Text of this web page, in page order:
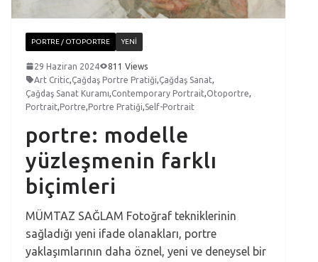
PORTRE / OTOPORTRE YENI
29 Haziran 2024
811 Views
Art Critic Çağdaş Portre Pratiği Çağdaş Sanat
Çağdaş Sanat Kuramı Contemporary Portrait Otoportre
Portrait Portre Portre Pratiği Self-Portrait
portre: modelle
yüzleşmenin farklı
biçimleri
MÜMTAZ SAĞLAM Fotoğraf tekniklerinin
sağladığı yeni ifade olanakları, portre
yaklaşımlarının daha öznel, yeni ve deneysel bir